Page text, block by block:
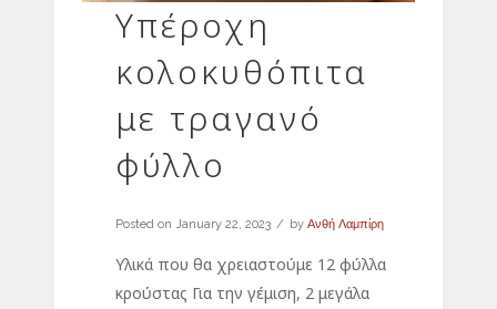
Υπέροχη
κολοκυθόπιτα
με τραγανό
φύλλο
Posted on January 22, 2023 by Ανθή Λαμπίρη
Υλικά που θα χρειαστούμε 12 φύλλα
κρούστας Για την γέμιση, 2 μεγάλα